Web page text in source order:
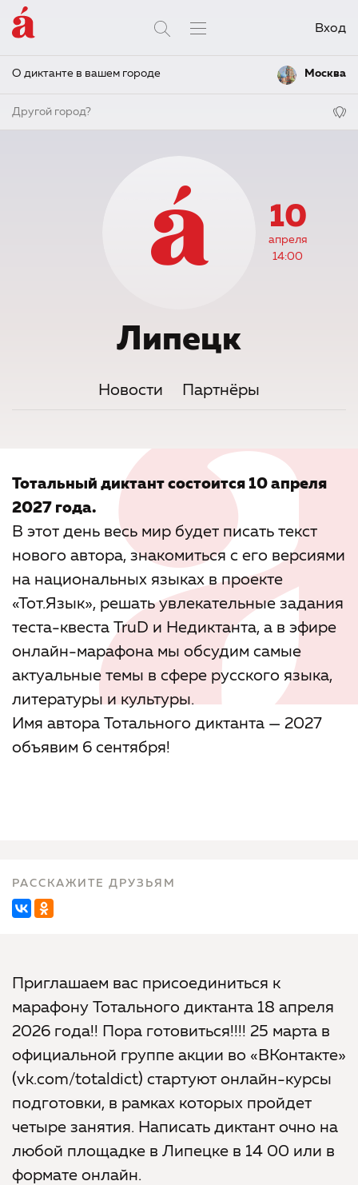
Вход
О диктанте в вашем городе Москва
Другой город?
10
апреля
14:00
Липецк
Новости Партнёры
Тотальный диктант состоится 10 апреля
2027 года.
В этот день весь мир будет писать текст
нового автора, знакомиться с его версиями
на национальных языках в проекте
«Тот.Язык», решать увлекательные задания
теста-квеста TruD и Недиктанта, а в эфире
онлайн-марафона мы обсудим самые
актуальные темы в сфере русского языка,
литературы и культуры.
Имя автора Тотального диктанта — 2027
объявим 6 сентября!
РАССКАЖИТЕ ДРУЗЬЯМ
Приглашаем вас присоединиться к
марафону Тотального диктанта 18 апреля
2026 года!! Пора готовиться!!!! 25 марта в
официальной группе акции во «ВКонтакте»
(vk.com/totaldict) стартуют онлайн-курсы
подготовки, в рамках которых пройдет
четыре занятия. Написать диктант очно на
любой площадке в Липецке в 14 00 или в
формате онлайн.